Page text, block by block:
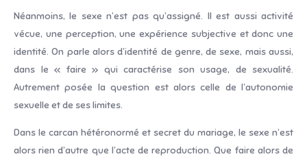
Néanmoins, le sexe n’est pas qu’assigné. Il est aussi activité
vécue, une perception, une expérience subjective et donc une
identité. On parle alors d’identité de genre, de sexe, mais aussi,
dans le « faire » qui caractérise son usage, de sexualité.
Autrement posée la question est alors celle de l’autonomie
sexuelle et de ses limites.
Dans le carcan hétéronormé et secret du mariage, le sexe n’est
alors rien d’autre que l’acte de reproduction. Que faire alors de